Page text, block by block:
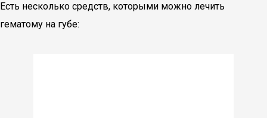
Есть несколько средств, которыми можно лечить
гематому на губе: